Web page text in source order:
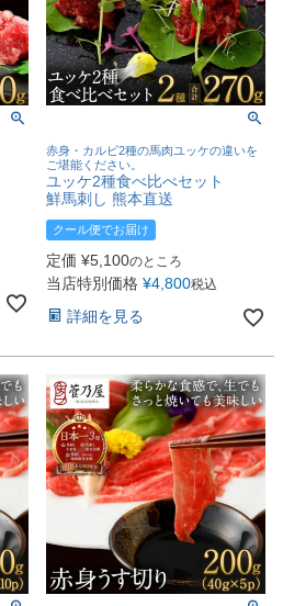
赤身・カルビ2種の馬肉ユッケの違いを
ご堪能ください。
ユッケ2種食べ比べセット
鮮馬刺し 熊本直送
クール便でお届け
定価 ¥5,100のところ
当店特別価格 ¥4,800税込
詳細を見る